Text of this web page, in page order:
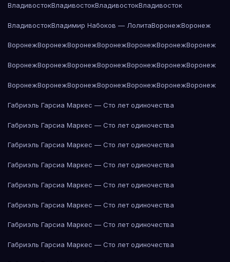
ВладивостокВладивостокВладивостокВладивосток
ВладивостокВладимир Набоков — ЛолитаВоронежВоронеж
ВоронежВоронежВоронежВоронежВоронежВоронежВоронеж
ВоронежВоронежВоронежВоронежВоронежВоронежВоронеж
ВоронежВоронежВоронежВоронежВоронежВоронежВоронеж
Габриэль Гарсиа Маркес — Сто лет одиночества
Габриэль Гарсиа Маркес — Сто лет одиночества
Габриэль Гарсиа Маркес — Сто лет одиночества
Габриэль Гарсиа Маркес — Сто лет одиночества
Габриэль Гарсиа Маркес — Сто лет одиночества
Габриэль Гарсиа Маркес — Сто лет одиночества
Габриэль Гарсиа Маркес — Сто лет одиночества
Габриэль Гарсиа Маркес — Сто лет одиночества